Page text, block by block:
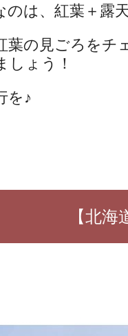
のは、紅葉＋露
葉の見ごろをチ
しょう！
を♪
【北